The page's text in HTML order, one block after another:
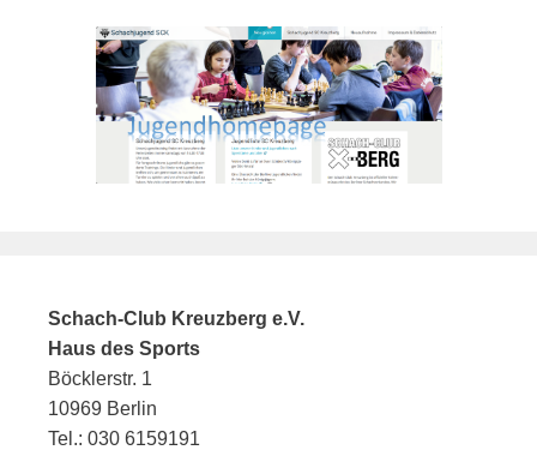
Schach-Club Kreuzberg e.V.
Haus des Sports
Böcklerstr. 1
10969 Berlin
Tel.: 030 6159191